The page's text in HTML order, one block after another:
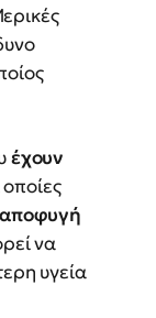
έχουν
οποίες
αποφυγή
να
υγεία